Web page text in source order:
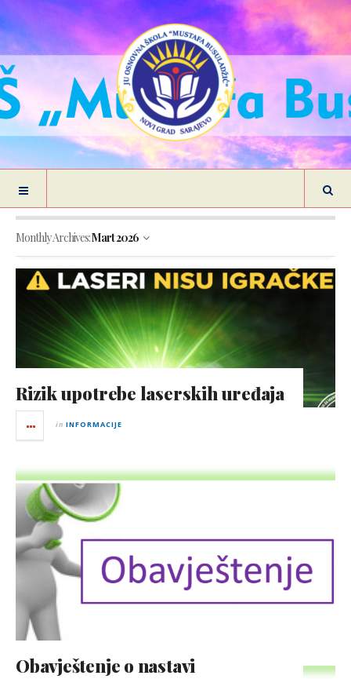
Monthly Archives:Mart 2026
Rizik upotrebe laserskih uređaja
in INFORMACIJE
Obavještenje o nastavi